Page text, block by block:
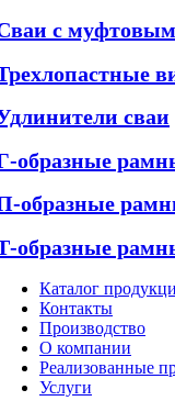
с
сваи
образные
образные
образные
Каталог
Контакты
Производство
О компании
Реализованные
Услуги